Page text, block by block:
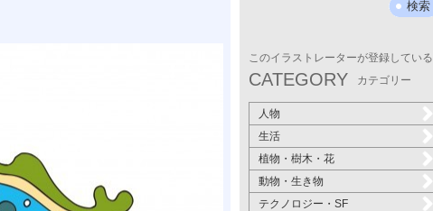
このイラストレーターが登録している
CATEGORY カテゴリー
人物
生活
植物・樹木・花
動物・生き物
テクノロジー・SF